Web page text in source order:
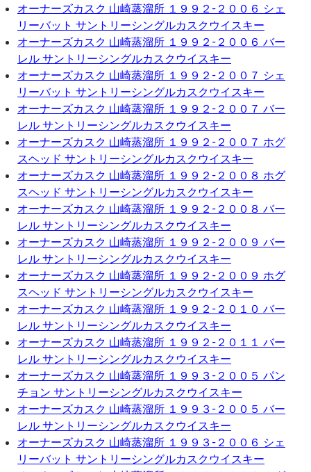
オーナーズカスク 山崎蒸溜所 １９９２-２００６ シェ
リーバット サントリーシングルカスクウイスキー
オーナーズカスク 山崎蒸溜所 １９９２-２００６ バー
レル サントリーシングルカスクウイスキー
オーナーズカスク 山崎蒸溜所 １９９２-２００７ シェ
リーバット サントリーシングルカスクウイスキー
オーナーズカスク 山崎蒸溜所 １９９２-２００７ バー
レル サントリーシングルカスクウイスキー
オーナーズカスク 山崎蒸溜所 １９９２-２００７ ホグ
スヘッド サントリーシングルカスクウイスキー
オーナーズカスク 山崎蒸溜所 １９９２-２００８ ホグ
スヘッド サントリーシングルカスクウイスキー
オーナーズカスク 山崎蒸溜所 １９９２-２００８ バー
レル サントリーシングルカスクウイスキー
オーナーズカスク 山崎蒸溜所 １９９２-２００９ バー
レル サントリーシングルカスクウイスキー
オーナーズカスク 山崎蒸溜所 １９９２-２００９ ホグ
スヘッド サントリーシングルカスクウイスキー
オーナーズカスク 山崎蒸溜所 １９９２-２０１０ バー
レル サントリーシングルカスクウイスキー
オーナーズカスク 山崎蒸溜所 １９９２-２０１１ バー
レル サントリーシングルカスクウイスキー
オーナーズカスク 山崎蒸溜所 １９９３-２００５ パン
チョン サントリーシングルカスクウイスキー
オーナーズカスク 山崎蒸溜所 １９９３-２００５ バー
レル サントリーシングルカスクウイスキー
オーナーズカスク 山崎蒸溜所 １９９３-２００６ シェ
リーバット サントリーシングルカスクウイスキー